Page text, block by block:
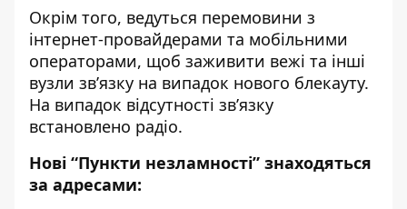
Окрім того, ведуться перемовини з
інтернет-провайдерами та мобільними
операторами, щоб заживити вежі та інші
вузли зв’язку на випадок нового блекауту.
На випадок відсутності зв’язку
встановлено радіо.
Нові “Пункти незламності” знаходяться
за адресами: